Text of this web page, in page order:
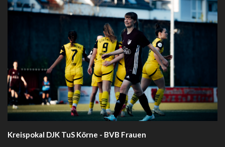
Kreispokal DJK TuS Körne - BVB Frauen